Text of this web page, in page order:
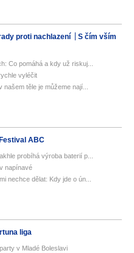
proti nachlazení
S čím vším
Co pomáhá a kdy už riskuj...
vyléčit
našem těle je můžeme nají...
Festival ABC
probíhá výroba baterií p...
napínavé
nechce dělat: Kdy jde o ún...
liga
v Mladé Boleslavi